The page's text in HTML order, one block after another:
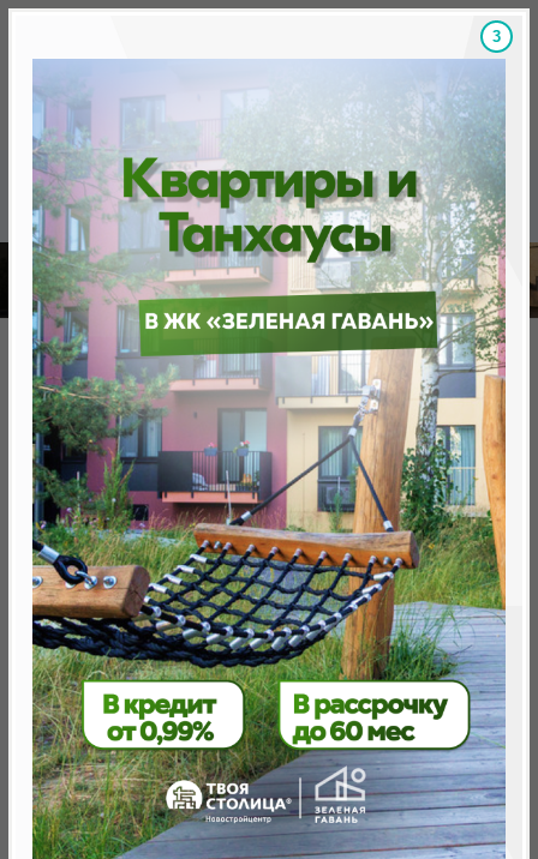
Скидки на новостройки, бонусы Готовые
Главная База новостроек Минска
в границах ул. Пригородной, Гая
Жилой дом в границах ул.
Пригородной, Гая
нет в продаже
Минск, Центральный, ул. Пригородная - Гая
Объект реализован
2